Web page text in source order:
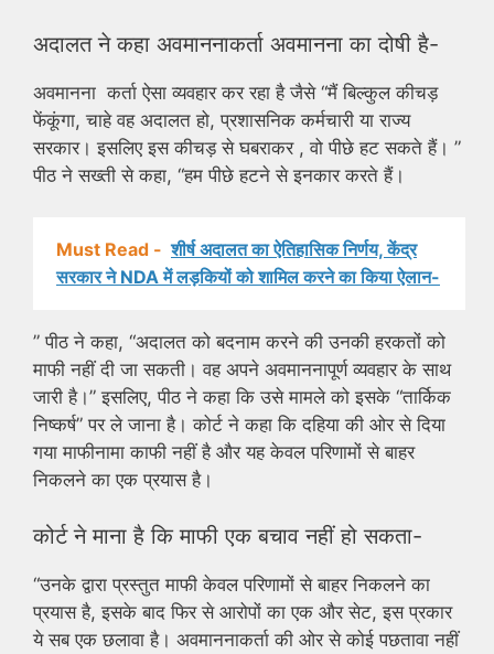
अदालत ने कहा अवमाननाकर्ता ​​​​अवमानना ​​का दोषी है-
अवमानना ​​ कर्ता ऐसा व्यवहार कर रहा है जैसे “मैं बिल्कुल कीचड़
फेंकूंगा, चाहे वह अदालत हो, प्रशासनिक कर्मचारी या राज्य
सरकार। इसलिए इस कीचड़ से घबराकर , वो पीछे हट सकते हैं। ”
पीठ ने सख्ती से कहा, “हम पीछे हटने से इनकार करते हैं।
Must Read - शीर्ष अदालत का ऐतिहासिक निर्णय, केंद्र
सरकार ने NDA में लड़कियों को शामिल करने का किया ऐलान-
” पीठ ने कहा, “अदालत को बदनाम करने की उनकी हरकतों को
माफी नहीं दी जा सकती। वह अपने अवमाननापूर्ण व्यवहार के साथ
जारी है।” इसलिए, पीठ ने कहा कि उसे मामले को इसके “तार्किक
निष्कर्ष” पर ले जाना है। कोर्ट ने कहा कि दहिया की ओर से दिया
गया माफीनामा काफी नहीं है और यह केवल परिणामों से बाहर
निकलने का एक प्रयास है।
कोर्ट ने माना है कि माफी एक बचाव नहीं हो सकता-
“उनके द्वारा प्रस्तुत माफी केवल परिणामों से बाहर निकलने का
प्रयास है, इसके बाद फिर से आरोपों का एक और सेट, इस प्रकार
ये सब एक छलावा है। अवमाननाकर्ता की ओर से कोई पछतावा नहीं